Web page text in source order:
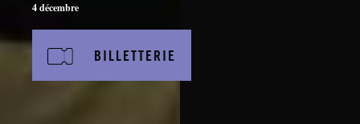
4 décembre
BILLETTERIE